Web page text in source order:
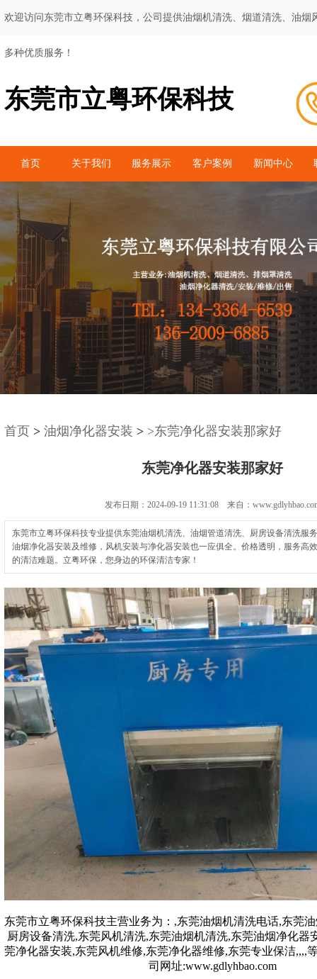
欢迎访问东莞市立粤环保科技，公司提供油烟机清洗、烟道清洗、油烟
多种优质服务！
东莞市立粤环保科技
首页 关于我们 服务展示 客户案例 新闻中心
首页 > 油烟净化器安装 > >东莞净化器安装那家好
东莞净化器安装那家好
发布日期：2024-09-19 11:31:08 来自：
东莞市立粤环保科技专业提供东莞油烟机清洗、油烟管道清洗、厨房设备清洗服
油烟净化器安装及维修，风机安装与净化器安装也一应俱全。价格透明，服务高
的清洁难题。立粤环保，您身边的环保清洁专家！
东莞市立粤环保科技主营业务为： ,东莞油烟机清洗电话,东莞
厨房设备清洗,东莞风机清洗,东莞油烟机清洗,东莞油烟净化器
莞净化器安装,东莞风机维修,东莞净化器维修,东莞专业保洁,,,,
司网址:www.gdlyhbao.com